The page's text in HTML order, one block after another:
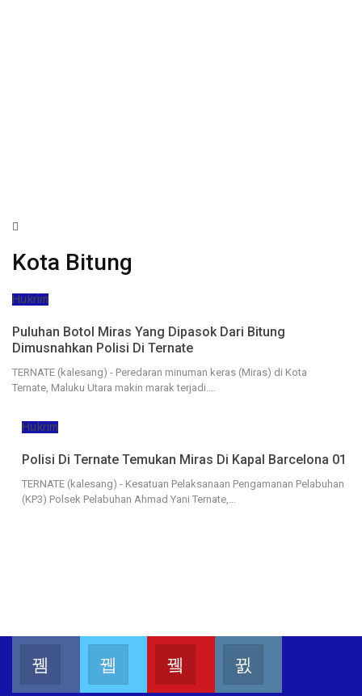
Kota Bitung
Hukrim
Puluhan Botol Miras Yang Dipasok Dari Bitung
Dimusnahkan Polisi Di Ternate
TERNATE (kalesang) - Peredaran minuman keras (Miras) di Kota
Ternate, Maluku Utara makin marak terjadi.…
Hukrim
Polisi Di Ternate Temukan Miras Di Kapal Barcelona 01
TERNATE (kalesang) - Kesatuan Pelaksanaan Pengamanan Pelabuhan
(KP3) Polsek Pelabuhan Ahmad Yani Ternate,…
Kalesang Info
Join us on Facebook
Kalesang Media
Join us on Twitter
Kalesang TV
Join us on Youtube